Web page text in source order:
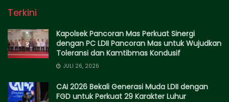
Terkini
Kapolsek Pancoran Mas Perkuat Sinergi
dengan PC LDII Pancoran Mas untuk Wujudkan
Toleransi dan Kamtibmas Kondusif
JULI 26, 2026
CAI 2026 Bekali Generasi Muda LDII dengan
FGD untuk Perkuat 29 Karakter Luhur